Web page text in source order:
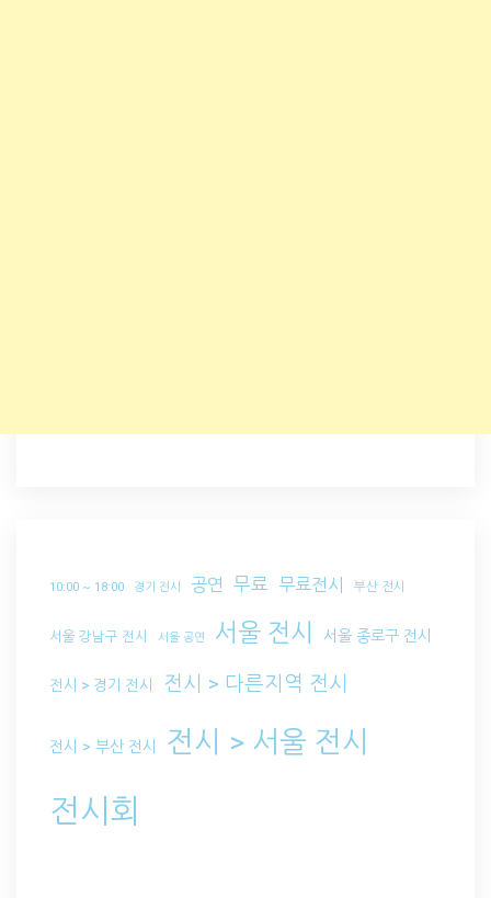
10:00 ~ 18:00 경기 전시 공연 무료 무료전시 부산 전시
서울 강남구 전시 서울 공연 서울 전시 서울 종로구 전시
전시 > 경기 전시 전시 > 다른지역 전시
전시 > 부산 전시 전시 > 서울 전시
전시회